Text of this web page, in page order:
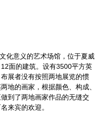
化意义的艺术场馆，位于夏威
面的建筑。设有3500平方英
展者没有按照两地展览的惯
地的画家，根据颜色、构成、
到了两地画家作品的无缝交
来宾的欢迎。